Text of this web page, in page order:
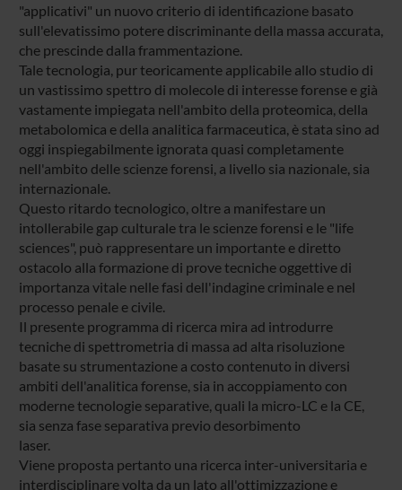
"applicativi" un nuovo criterio di identificazione basato
sull'elevatissimo potere discriminante della massa accurata,
che prescinde dalla frammentazione.
Tale tecnologia, pur teoricamente applicabile allo studio di
un vastissimo spettro di molecole di interesse forense e già
vastamente impiegata nell'ambito della proteomica, della
metabolomica e della analitica farmaceutica, è stata sino ad
oggi inspiegabilmente ignorata quasi completamente
nell'ambito delle scienze forensi, a livello sia nazionale, sia
internazionale.
Questo ritardo tecnologico, oltre a manifestare un
intollerabile gap culturale tra le scienze forensi e le "life
sciences", può rappresentare un importante e diretto
ostacolo alla formazione di prove tecniche oggettive di
importanza vitale nelle fasi dell'indagine criminale e nel
processo penale e civile.
Il presente programma di ricerca mira ad introdurre
tecniche di spettrometria di massa ad alta risoluzione
basate su strumentazione a costo contenuto in diversi
ambiti dell'analitica forense, sia in accoppiamento con
moderne tecnologie separative, quali la micro-LC e la CE,
sia senza fase separativa previo desorbimento
laser.
Viene proposta pertanto una ricerca inter-universitaria e
interdisciplinare volta da un lato all'ottimizzazione e